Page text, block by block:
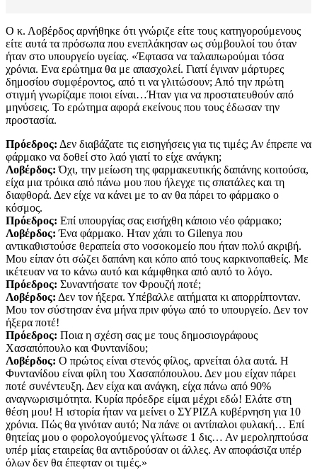
Ο κ. Λοβέρδος αρνήθηκε ότι γνώριζε είτε τους κατηγορούμενους
είτε αυτά τα πρόσωπα που ενεπλάκησαν ως σύμβουλοί του όταν
ήταν στο υπουργείο υγείας. «Έφτασα να ταλαιπωρούμαι τόσα
χρόνια. Ενα ερώτημα θα με απασχολεί. Γιατί έγιναν μάρτυρες
δημοσίου συμφέροντος, από τι να γλιτώσουν; Από την πρώτη
στιγμή γνωρίζαμε ποιοι είναι…Ήταν για να προστατευθούν από
μηνύσεις. Το ερώτημα αφορά εκείνους που τους έδωσαν την
προστασία.
Πρόεδρος: Δεν διαβάζατε τις εισηγήσεις για τις τιμές; Αν έπρεπε να
φάρμακο να δοθεί στο λαό γιατί το είχε ανάγκη;
Λοβέρδος: Όχι, την μείωση της φαρμακευτικής δαπάνης κοιτούσα,
είχα μια τρόικα από πάνω μου που ήλεγχε τις σπατάλες και τη
διαφθορά. Δεν είχε να κάνει με το αν θα πάρει το φάρμακο ο
κόσμος.
Πρόεδρος: Επί υπουργίας σας εισήχθη κάποιο νέο φάρμακο;
Λοβέρδος: Ένα φάρμακο. Ηταν χάπι το Gilenya που
αντικαθιστούσε θεραπεία στο νοσοκομείο που ήταν πολύ ακριβή.
Μου είπαν ότι σώζει δαπάνη και κόπο από τους καρκινοπαθείς. Με
ικέτευαν να το κάνω αυτό και κάμφθηκα από αυτό το λόγο.
Πρόεδρος: Συναντήσατε τον Φρουζή ποτέ;
Λοβέρδος: Δεν τον ήξερα. Υπέβαλλε αιτήματα κι απορρίπτονταν.
Μου τον σύστησαν ένα μήνα πριν φύγω από το υπουργείο. Δεν τον
ήξερα ποτέ!
Πρόεδρος: Ποια η σχέση σας με τους δημοσιογράφους
Χασαπόπουλο και Φυντανίδου;
Λοβέρδος: Ο πρώτος είναι στενός φίλος, αρνείται όλα αυτά. Η
Φυντανίδου είναι φίλη του Χασαπόπουλου. Δεν μου είχαν πάρει
ποτέ συνέντευξη. Δεν είχα και ανάγκη, είχα πάνω από 90%
αναγνωρισιμότητα. Κυρία πρόεδρε είμαι μέχρι εδώ! Ελάτε στη
θέση μου! Η ιστορία ήταν να μείνει ο ΣΥΡΙΖΑ κυβέρνηση για 10
χρόνια. Πώς θα γινόταν αυτό; Να πάνε οι αντίπαλοι φυλακή… Επί
θητείας μου ο φορολογούμενος γλίτωσε 1 δις… Αν μεροληπτούσα
υπέρ μίας εταιρείας θα αντιδρούσαν οι άλλες. Αν αποφάσιζα υπέρ
όλων δεν θα έπεφταν οι τιμές.»